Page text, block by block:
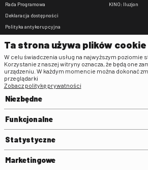
Rada Programowa
Deklaracja dostępności
Polityka antykorupcyjna
Zamówienia publiczne
Praca w FINA
KINO: Iluzjon
Regulaminy
Klauzula informacyjna RODO
Regulamin użytkowania parkingu
Standardy ochrony małoletnich
Regulamin kina Iluzjon
Ta strona używa plików cookie
W celu świadczenia usług na najwyższym poziomie
Korzystanie z naszej witryny oznacza, że będą one
urządzeniu. W każdym momencie można dokonać
przeglądarki
Zobacz politykę prywatności
Niezbędne
Funkcjonalne
Statystyczne
Marketingowe